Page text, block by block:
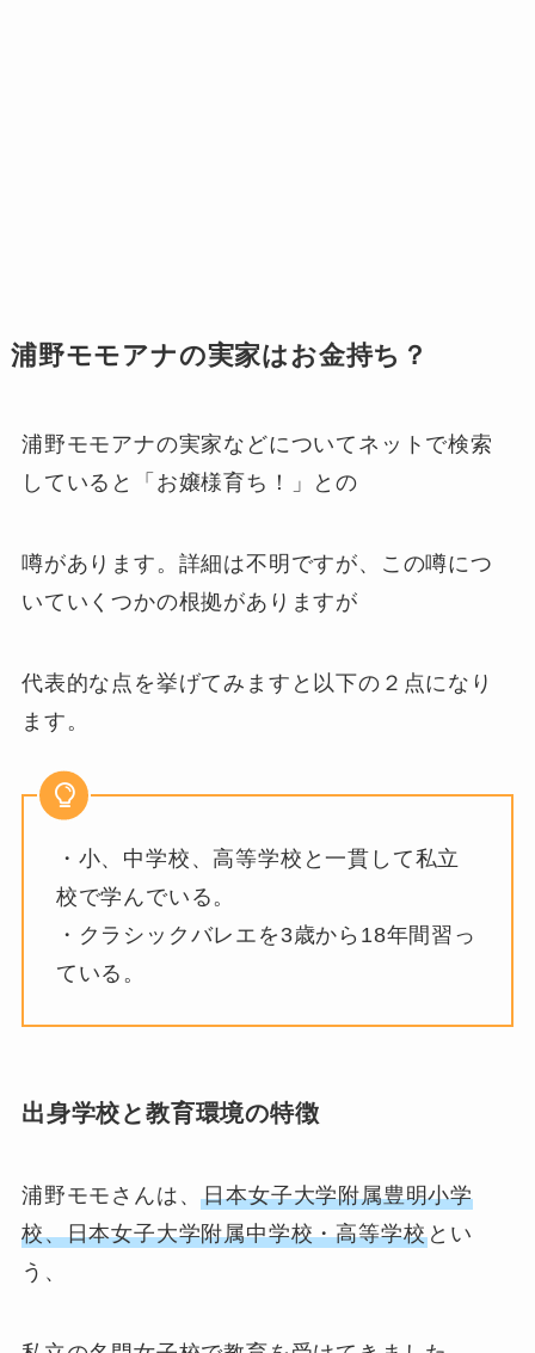
浦野モモアナの実家はお金持ち？
浦野モモアナの実家などについてネットで検索
していると「お嬢様育ち！」との
噂があります。詳細は不明ですが、この噂につ
いていくつかの根拠がありますが
代表的な点を挙げてみますと以下の２点になり
ます。
・小、中学校、高等学校と一貫して私立
校で学んでいる。
・クラシックバレエを3歳から18年間習っ
ている。
出身学校と教育環境の特徴
浦野モモさんは、日本女子大学附属豊明小学
校、日本女子大学附属中学校・高等学校 とい
う、